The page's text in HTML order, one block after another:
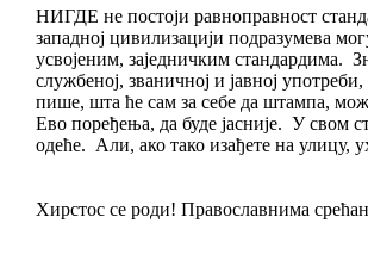
НИГДЕ не постоји равноправност
западној цивилизацији подразумева
усвојеним, заједничким стандардима.
службеној, званичној и јавној
пише, шта ће сам за себе да штампа,
Ево поређења, да буде јасније. У свом
одеће. Али, ако тако изађете на улицу,
Хирстос се роди! Православнима